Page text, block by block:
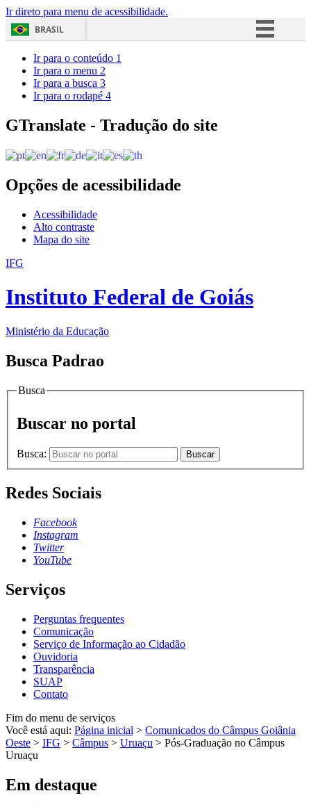
Ir direto para menu de acessibilidade.
BRASIL
Acesso à informação
Ir para o conteúdo 1
Ir para o menu 2
Ir para a busca 3
Ir para o rodapé 4
GTranslate - Tradução do site
Opções de acessibilidade
Acessibilidade
Alto contraste
Mapa do site
IFG
Instituto Federal de Goiás
Ministério da Educação
Busca Padrao
Busca
Buscar no portal
Busca: Buscar
Redes Sociais
Facebook
Instagram
Twitter
YouTube
Serviços
Perguntas frequentes
Comunicação
Serviço de Informação ao Cidadão
Ouvidoria
Transparência
SUAP
Contato
Fim do menu de serviços
Você está aqui: Página inicial > Comunicados do Câmpus Goiânia
Oeste > IFG > Câmpus > Uruaçu > Pós-Graduação no Câmpus
Uruaçu
Em destaque